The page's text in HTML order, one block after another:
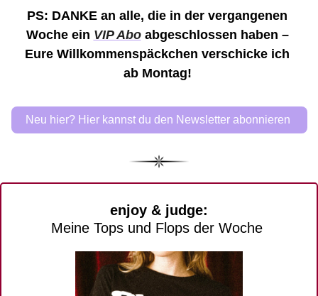
PS: DANKE an alle, die in der vergangenen
Woche ein VIP Abo abgeschlossen haben –
Eure Willkommenspäckchen verschicke ich
ab Montag!
Neu hier? Hier kannst du den Newsletter abonnieren
enjoy & judge:
Meine Tops und Flops der Woche